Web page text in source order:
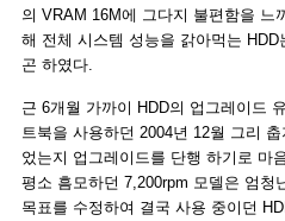
의 VRAM 16M에 그다지 불편함을 느
해 전체 시스템 성능을 갉아먹는
곤 하였다.
근 6개월 가까이 HDD의 업그레이드
트북을 사용하던 2004년 12월 그리
었는지 업그레이드를 단행 하기로 마
평소 흠모하던 7,200rpm 모델은 엄청
목표를 수정하여 결국 사용 중이던